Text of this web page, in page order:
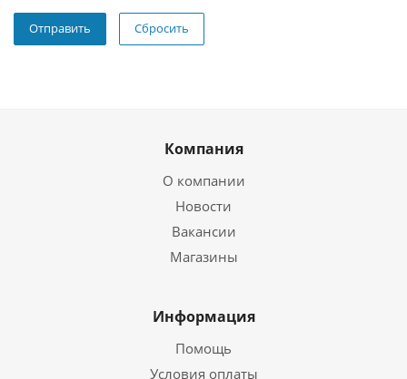
Сбросить
Компания
О компании
Новости
Вакансии
Магазины
Информация
Помощь
Условия оплаты